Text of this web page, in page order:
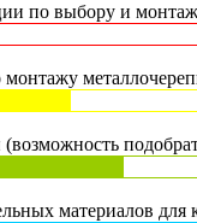
по выбору и
(возможность
материалов